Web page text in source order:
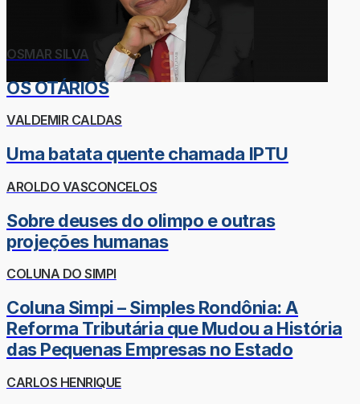
OSMAR SILVA
OS OTÁRIOS
VALDEMIR CALDAS
Uma batata quente chamada IPTU
AROLDO VASCONCELOS
Sobre deuses do olimpo e outras
projeções humanas
COLUNA DO SIMPI
Coluna Simpi – Simples Rondônia: A
Reforma Tributária que Mudou a História
das Pequenas Empresas no Estado
CARLOS HENRIQUE